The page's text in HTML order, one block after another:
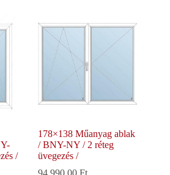
/
178×138 Műanyag ablak
/ BNY-NY / 2 réteg
üvegezés /
94 990,00Ft